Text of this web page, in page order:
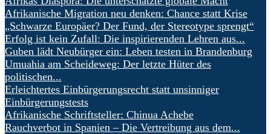
Afrikanische Migration neu denken: Chance statt Krise
„Schwarze Europäer? Der Fund, der Stereotype sprengt“
Erfolg ist kein Zufall: Die inspirierenden Lehren aus...
Guben lädt Neubürger ein: Leben testen in Brandenburg
Umuahia am Scheideweg: Der letzte Hüter des
politischen...
Erleichtertes Einbürgerungsrecht statt unsinniger
Einbürgerungstests
Afrikanische Schriftsteller: Chinua Achebe
Rauchverbot in Spanien – Die Vertreibung aus dem...